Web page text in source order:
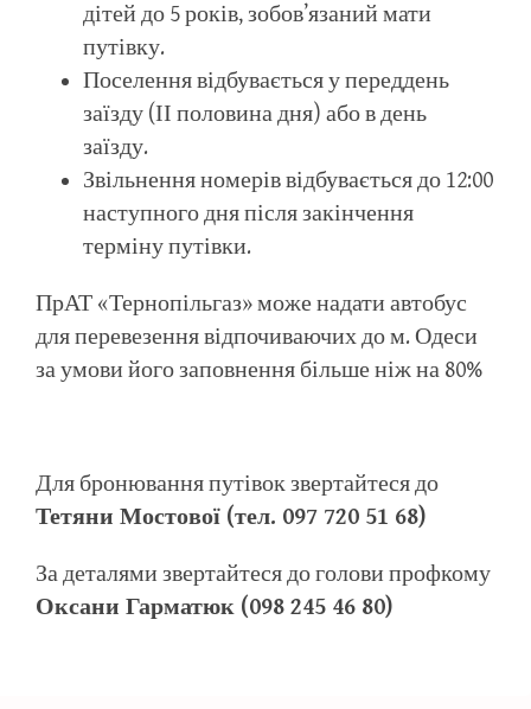
дітей до 5 років, зобов’язаний мати
путівку.
Поселення відбувається у переддень
заїзду (ІІ половина дня) або в день
заїзду.
Звільнення номерів відбувається до 12:00
наступного дня після закінчення
терміну путівки.
ПрАТ «Тернопільгаз» може надати автобус
для перевезення відпочиваючих до м. Одеси
за умови його заповнення більше ніж на 80%
Для бронювання путівок звертайтеся до
Тетяни Мостової (тел. 097 720 51 68)
За деталями звертайтеся до голови профкому
Оксани Гарматюк (098 245 46 80)